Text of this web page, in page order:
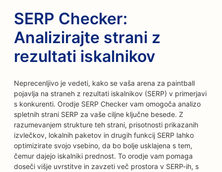
SERP Checker:
Analizirajte strani z
rezultati iskalnikov
Neprecenljivo je vedeti, kako se vaša arena za paintball
pojavlja na straneh z rezultati iskalnikov (SERP) v primerjavi
s konkurenti. Orodje SERP Checker vam omogoča analizo
spletnih strani SERP za vaše ciljne ključne besede. Z
razumevanjem strukture teh strani, prisotnosti prikazanih
izvlečkov, lokalnih paketov in drugih funkcij SERP lahko
optimizirate svojo vsebino, da bo bolje usklajena s tem,
čemur dajejo iskalniki prednost. To orodje vam pomaga
doseči višje uvrstitve in zavzeti več prostora v SERP-ih, s